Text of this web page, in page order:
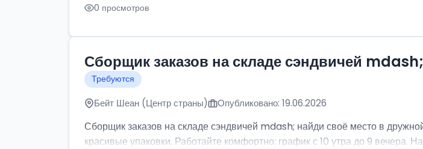
0 просмотров
Сборщик заказов на складе сэндвичей
Требуются
Бейт Шеан (Центр страны) Опубликовано: 19.06.2026
Сборщик заказов на складе сэндвичей mdash; найди своё место в
красивые упаковки. Работайте комфортно: график с 10 утра до 9 вечера.